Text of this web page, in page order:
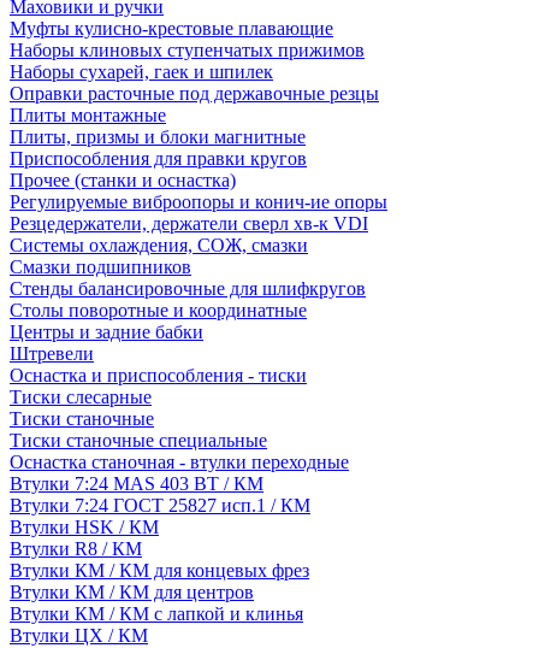
Маховики и ручки
Муфты кулисно-крестовые плавающие
Наборы клиновых ступенчатых прижимов
Наборы сухарей, гаек и шпилек
Оправки расточные под державочные резцы
Плиты монтажные
Плиты, призмы и блоки магнитные
Приспособления для правки кругов
Прочее (станки и оснастка)
Регулируемые виброопоры и конич-ие опоры
Резцедержатели, держатели сверл хв-к VDI
Системы охлаждения, СОЖ, смазки
Смазки подшипников
Стенды балансировочные для шлифкругов
Столы поворотные и координатные
Центры и задние бабки
Штревели
Оснастка и приспособления - тиски
Тиски слесарные
Тиски станочные
Тиски станочные специальные
Оснастка станочная - втулки переходные
Втулки 7:24 MAS 403 BT / КМ
Втулки 7:24 ГОСТ 25827 исп.1 / КМ
Втулки HSK / КМ
Втулки R8 / КМ
Втулки КМ / КМ для концевых фрез
Втулки КМ / КМ для центров
Втулки КМ / КМ с лапкой и клинья
Втулки ЦХ / КМ